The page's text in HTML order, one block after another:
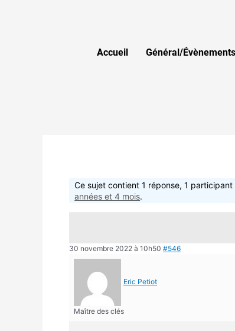
Accueil Général/Évènements
Ce sujet contient 1 réponse, 1
années et 4 mois.
30 novembre 2022 à 10h50 #546
Eric Petiot
Maître des clés